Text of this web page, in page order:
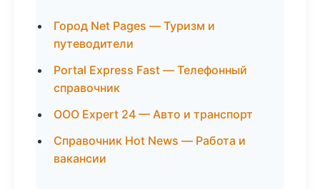
Город Net Pages — Туризм и
путеводители
Portal Express Fast — Телефонный
справочник
ООО Expert 24 — Авто и транспорт
Справочник Hot News — Работа и
вакансии